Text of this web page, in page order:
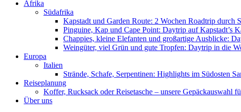
Afrika
Südafrika
Kapstadt und Garden Route: 2 Wochen Roadtrip durch
Pinguine, Kap und Cape Point: Daytrip auf Kapstadt’s
Chappies, kleine Elefanten und großartige Ausblicke:
Weingüter, viel Grün und gute Tropfen: Daytrip in die
Europa
Italien
Strände, Schafe, Serpentinen: Highlights im Südosten
Reiseplanung
Koffer, Rucksack oder Reisetasche – unsere Gepäckauswahl
Über uns